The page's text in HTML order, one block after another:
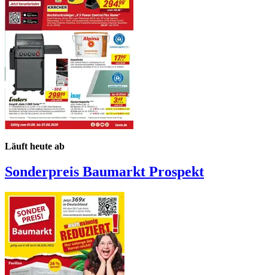
Läuft heute ab
Sonderpreis Baumarkt Prospekt